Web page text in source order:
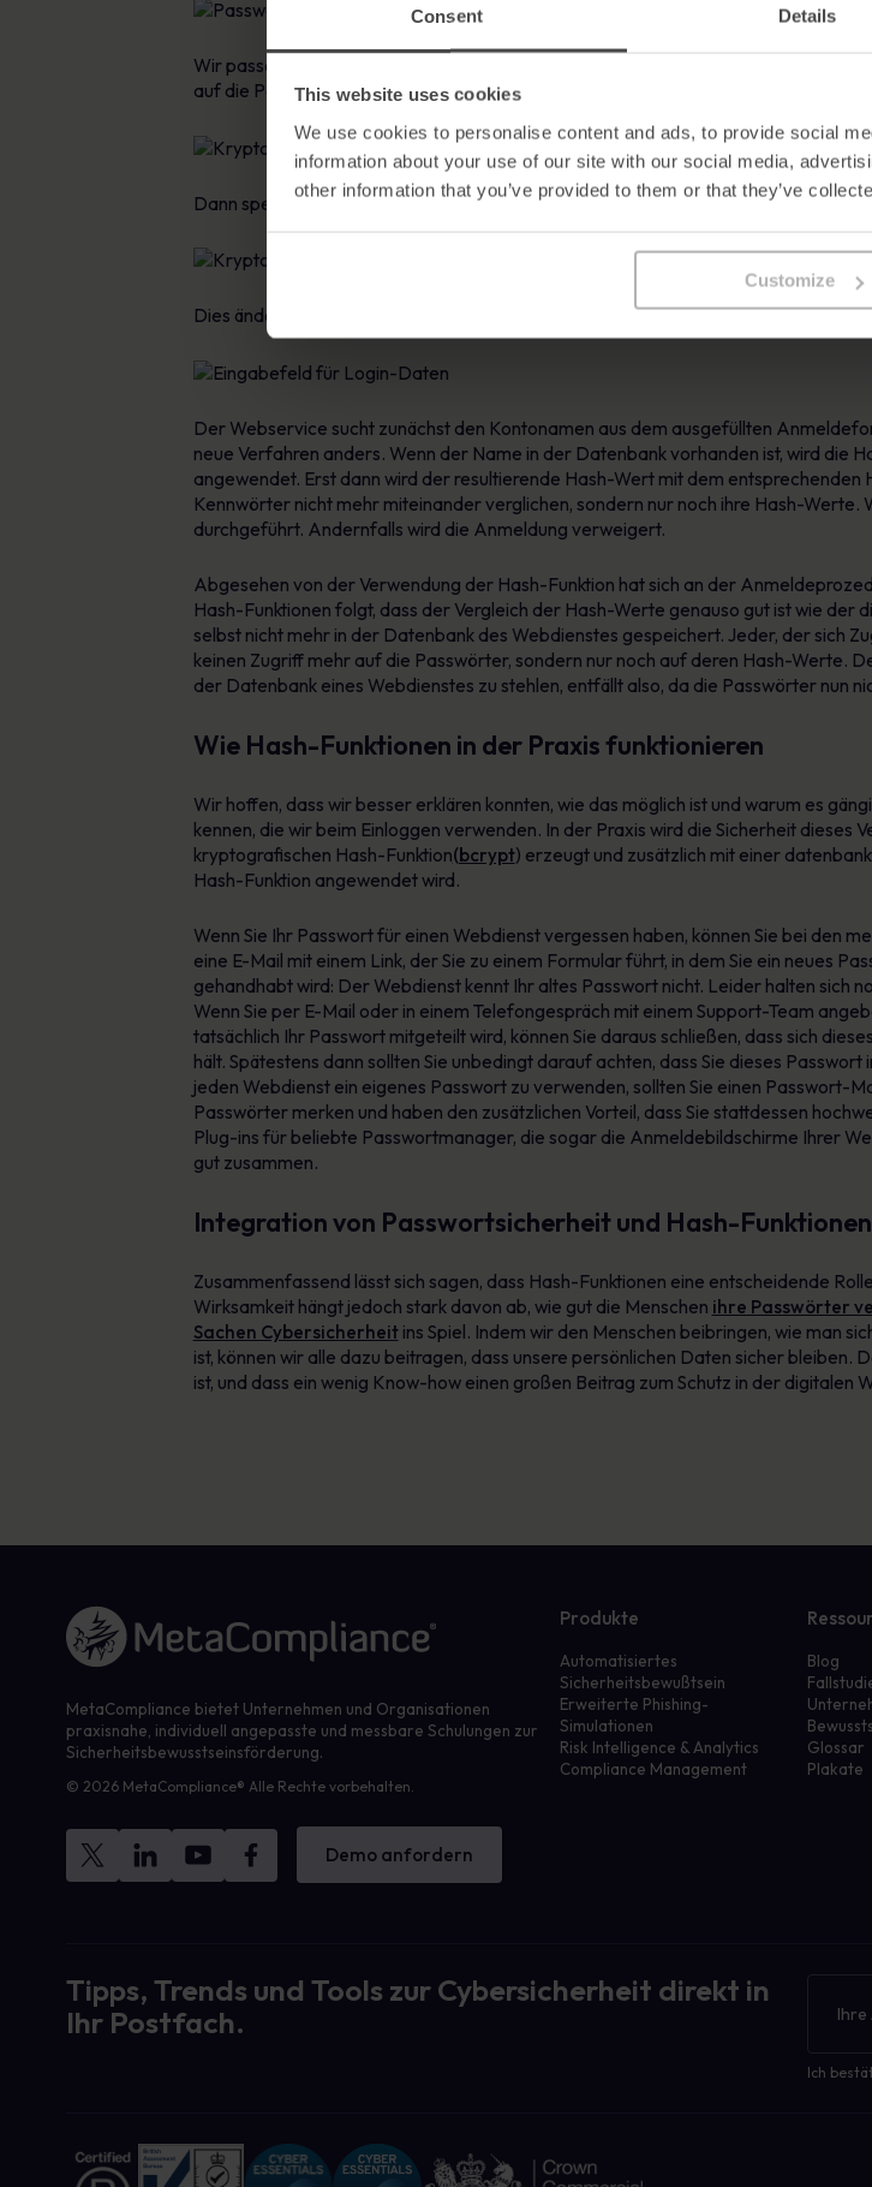
Consent Details
This website uses cookies
We use cookies to personalise content and ads, to provide social
information about your use of our site with our social media,
other information that you’ve provided to them or that they’ve
Customize
Wir passen diese Tabelle auf folgende Weise an. Anstatt die Passwörter zu
auf die Passwörter an:
Dann speichern wir anstelle der Passwörter die resultierenden Hash-Werte in der
Dies ändert das Anmeldeverfahren nur geringfügig. Wir melden uns nach wie vor
Der Webservice sucht zunächst den Kontonamen aus dem ausgefüllten
neue Verfahren anders. Wenn der Name in der Datenbank vorhanden ist, wird die
angewendet. Erst dann wird der resultierende Hash-Wert mit dem
Kennwörter nicht mehr miteinander verglichen, sondern nur noch ihre Hash-
durchgeführt. Andernfalls wird die Anmeldung verweigert.
Abgesehen von der Verwendung der Hash-Funktion hat sich an der
Hash-Funktionen folgt, dass der Vergleich der Hash-Werte genauso gut ist wie
selbst nicht mehr in der Datenbank des Webdienstes gespeichert. Jeder, der sich
keinen Zugriff mehr auf die Passwörter, sondern nur noch auf deren Hash-Werte.
der Datenbank eines Webdienstes zu stehlen, entfällt also, da die Passwörter nun
Wie Hash-Funktionen in der Praxis funktionieren
Wir hoffen, dass wir besser erklären konnten, wie das möglich ist und warum es
kennen, die wir beim Einloggen verwenden. In der Praxis wird die Sicherheit
kryptografischen Hash-Funktion(bcrypt) erzeugt und zusätzlich mit einer
Hash-Funktion angewendet wird.
Wenn Sie Ihr Passwort für einen Webdienst vergessen haben, können Sie bei den
eine E-Mail mit einem Link, der Sie zu einem Formular führt, in dem Sie ein neues
gehandhabt wird: Der Webdienst kennt Ihr altes Passwort nicht. Leider halten sich
Wenn Sie per E-Mail oder in einem Telefongespräch mit einem Support-Team
tatsächlich Ihr Passwort mitgeteilt wird, können Sie daraus schließen, dass sich
hält. Spätestens dann sollten Sie unbedingt darauf achten, dass Sie dieses
jeden Webdienst ein eigenes Passwort zu verwenden, sollten Sie einen Passwort-
Passwörter merken und haben den zusätzlichen Vorteil, dass Sie stattdessen
Plug-ins für beliebte Passwortmanager, die sogar die Anmeldebildschirme Ihrer
gut zusammen.
Integration von Passwortsicherheit und Hash-
Zusammenfassend lässt sich sagen, dass Hash-Funktionen eine entscheidende
Wirksamkeit hängt jedoch stark davon ab, wie gut die Menschen ihre Passwörter
Sachen Cybersicherheitins Spiel. Indem wir den Menschen beibringen, wie man
ist, können wir alle dazu beitragen, dass unsere persönlichen Daten sicher bleiben.
ist, und dass ein wenig Know-how einen großen Beitrag zum Schutz in der digitalen
Link zur Homepage
MetaCompliance bietet Unternehmen und Organisationen
praxisnahe, individuell angepasste und messbare Schulungen zur
Sicherheitsbewusstseinsförderung.
© 2026 MetaCompliance® Alle Rechte vorbehalten.
Demo anfordern
Produkte
Automatisiertes
Sicherheitsbewußtsein
Erweiterte Phishing-
Simulationen
Risk Intelligence & Analytics
Compliance Management
Blog
Glossar
Plakate
Tipps, Trends und Tools zur Cybersicherheit direkt in
Ihr Postfach.
Ich